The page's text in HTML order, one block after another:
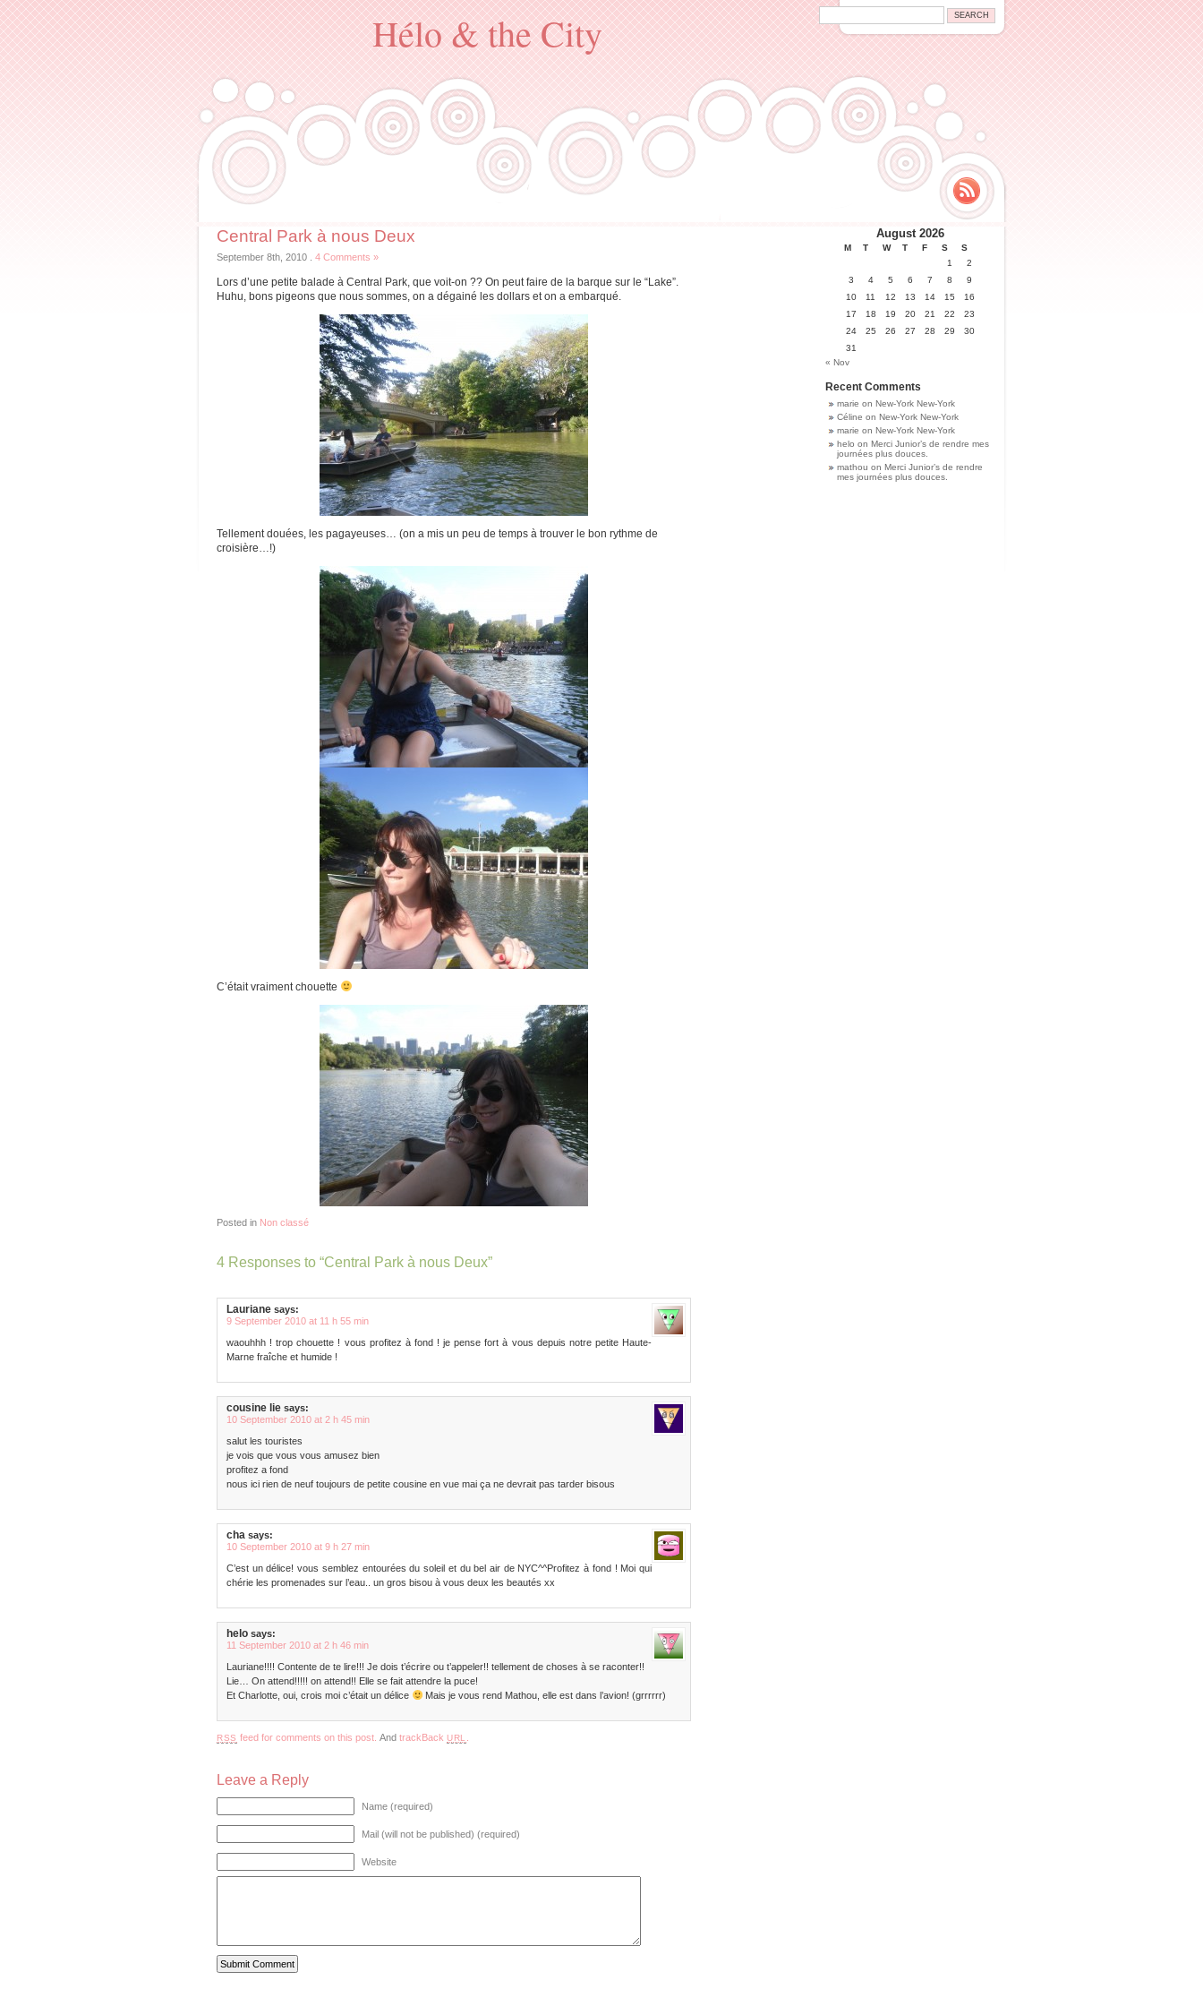
Hélo & the City
Central Park à nous Deux
September 8th, 2010 4 Comments »
Lors d’une petite balade à Central Park, que voit-on ?? On peut faire de la barque sur le “Lake”.
Huhu, bons pigeons que nous sommes, on a dégainé les dollars et on a embarqué.
Tellement douées, les pagayeuses… (on a mis un peu de temps à trouver le bon rythme de
croisière…!)
C’était vraiment chouette
Posted in Non classé
4 Responses to “Central Park à nous Deux”
Lauriane says:
9 September 2010 at 11 h 55 min
waouhhh ! trop chouette ! vous profitez à fond ! je pense fort à vous depuis notre petite Haute-
Marne fraîche et humide !
cousine lie says:
10 September 2010 at 2 h 45 min
salut les touristes
je vois que vous vous amusez bien
profitez a fond
nous ici rien de neuf toujours de petite cousine en vue mai ça ne devrait pas tarder bisous
cha says:
10 September 2010 at 9 h 27 min
C’est un délice! vous semblez entourées du soleil et du bel air de NYC^^Profitez à fond ! Moi qui
chérie les promenades sur l’eau.. un gros bisou à vous deux les beautés xx
helo says:
11 September 2010 at 2 h 46 min
Lauriane!!!! Contente de te lire!!! Je dois t’écrire ou t’appeler!! tellement de choses à se raconter!!
Lie… On attend!!!!! on attend!! Elle se fait attendre la puce!
Et Charlotte, oui, crois moi c’était un délice
Mais je vous rend Mathou, elle est dans l’avion! (grrrrrr)
RSS feed for comments on this post. AndtrackBackURL
Leave a Reply
Name (required)
Mail (will not be published) (required)
Website
August 2026
M T W T F S
S
1
2
3
4 5 6 7 8
9
10
11 12 13 14 15
16
17
18 19 20 21 22
23
24
25 26 27 28 29
30
31
« Nov
Recent Comments
marie on New-York New-York
Céline on New-York New-York
marie on New-York New-York
helo on Merci Junior’s de rendre mes
journées plus douces.
mathou on Merci Junior’s de rendre
mes journées plus douces.